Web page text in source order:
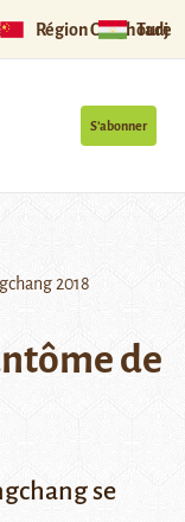
Région Ouïghoure
S’abonner
2018
de
se